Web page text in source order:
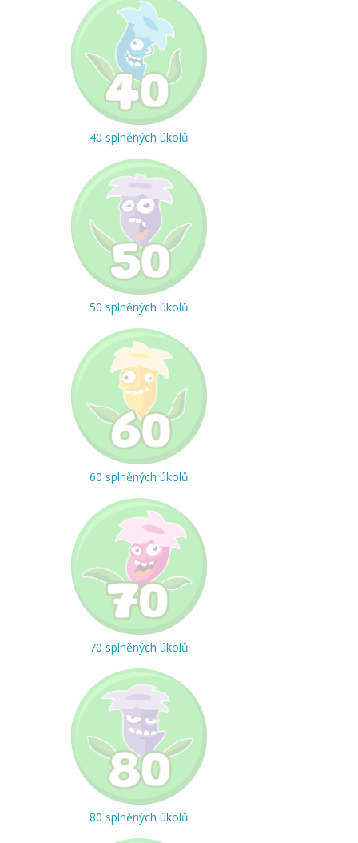
40 splněných úkolů
50 splněných úkolů
60 splněných úkolů
70 splněných úkolů
80 splněných úkolů